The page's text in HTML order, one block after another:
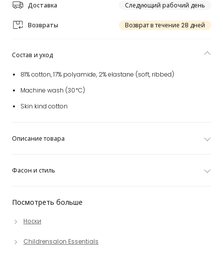
Доставка Следующий рабочий день
Возвраты Возврат в течение 28 дней
Посмотреть больше
Носки
Childrensalon Essentials
Состав и уход
81% cotton, 17% polyamide, 2% elastane (soft, ribbed)
Machine wash (30*C)
Skin kind cotton
Описание товара
Фасон и стиль